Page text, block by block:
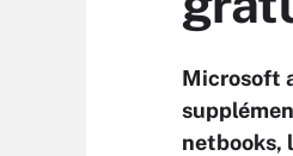
Microsoft
netbooks,